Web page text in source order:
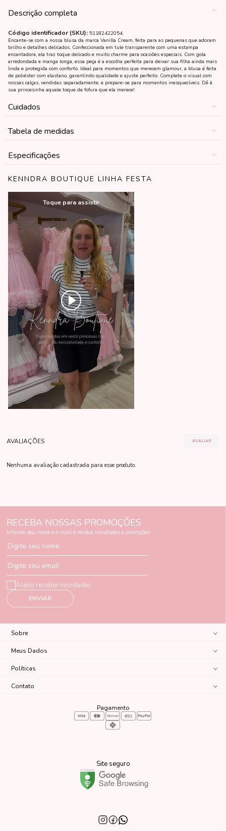
Descrição completa
Código identificador (SKU): 51182422054
Encante-se com a nossa blusa da marca Vanilla Cream, feita para as pequenas que adoram
brilho e detalhes delicados. Confeccionada em tule transparente com uma estampa
encantadora, ela traz toque delicado e muito charme para ocasiões especiais. Com gola
arredondada e manga longa, essa peça é a escolha perfeita para deixar sua filha ainda mais
linda e protegida com conforto. Ideal para momentos que merecem glamour, a blusa é feita
de poliéster com elastano, garantindo qualidade e ajuste perfeito. Complete o visual com
nossas calças, vendidas separadamente, e prepare-se para momentos inesquecíveis. Dê à
sua princesinha aquele toque de fofura que ela merece!
Cuidados
Tabela de medidas
Especificações
KENNDRA BOUTIQUE LINHA FESTA
Nenhuma avaliação cadastrada para esse produto.
RECEBA NOSSAS PROMOÇÕES
Informe seu nome e e-mail e receba novidades e promoções
Digite seu nome
Digite seu email
ENVIAR
Aceito receber novidades
Sobre
Meus Dados
Políticas
Contato
Pagamento
Site seguro